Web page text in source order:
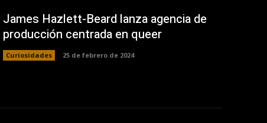
James Hazlett-Beard lanza agencia de
producción centrada en queer
Curiosidades 25 de febrero de 2024